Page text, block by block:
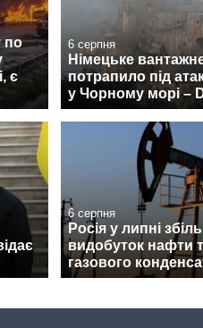
по
є
6 серпня
Німецьке
потрапило під
у Чорному морі –
6 серпня
Росія у липні
видобуток нафти
газового